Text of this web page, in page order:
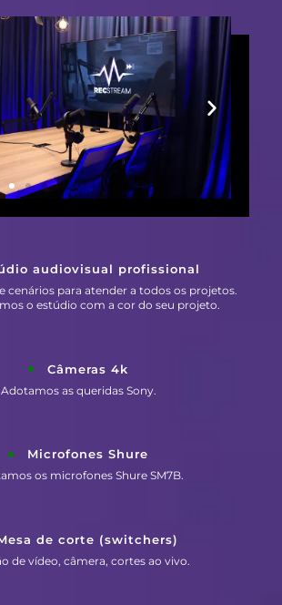
audiovisual profissional
cenários para atender a todos os projetos.
o estúdio com a cor do seu projeto.
Câmeras 4k
Adotamos as queridas Sony.
Microfones Shure
os microfones Shure SM7B.
de corte (switchers)
de vídeo, câmera, cortes ao vivo.